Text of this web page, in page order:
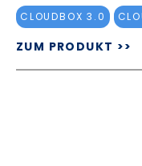
CLOUDBOX 3.0
ZUM PRODUKT >>